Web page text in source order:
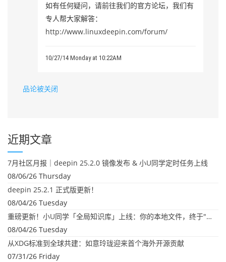
如有任何疑问，请前往我们的官方论坛，我们有
专人帮大家解答：
http://www.linuxdeepin.com/forum/
10/27/14 Monday at 10:22AM
品论被关闭
近期文章
7月社区月报｜deepin 25.2.0 镜像发布 & 小U同学定时任务上线
08/06/26 Thursday
deepin 25.2.1 正式版更新！
08/04/26 Tuesday
重磅更新！小U同学「全局知识库」上线：你的本地文件，终于"活"起来了
08/04/26 Tuesday
从XDG标准到全球共建：如意玲珑迎来首个海外开源贡献
07/31/26 Friday